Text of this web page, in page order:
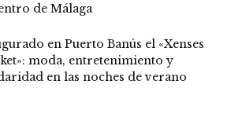
de Málaga
en Puerto Banús el «Xenses
moda, entretenimiento y
en las noches de verano